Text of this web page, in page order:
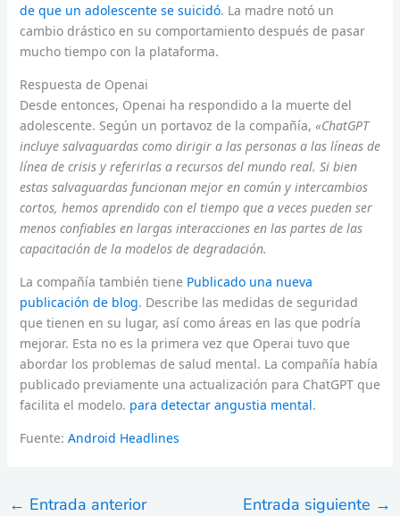
de que un adolescente se suicidó. La madre notó un
cambio drástico en su comportamiento después de pasar
mucho tiempo con la plataforma.
Respuesta de Openai
Desde entonces, Openai ha respondido a la muerte del
adolescente. Según un portavoz de la compañía, «ChatGPT
incluye salvaguardas como dirigir a las personas a las líneas de
línea de crisis y referirlas a recursos del mundo real. Si bien
estas salvaguardas funcionan mejor en común y intercambios
cortos, hemos aprendido con el tiempo que a veces pueden ser
menos confiables en largas interacciones en las partes de las
capacitación de la modelos de degradación.
La compañía también tiene Publicado una nueva
publicación de blog. Describe las medidas de seguridad
que tienen en su lugar, así como áreas en las que podría
mejorar. Esta no es la primera vez que Operai tuvo que
abordar los problemas de salud mental. La compañía había
publicado previamente una actualización para ChatGPT que
facilita el modelo. para detectar angustia mental.
Fuente: Android Headlines
← Entrada anterior Entrada siguiente →